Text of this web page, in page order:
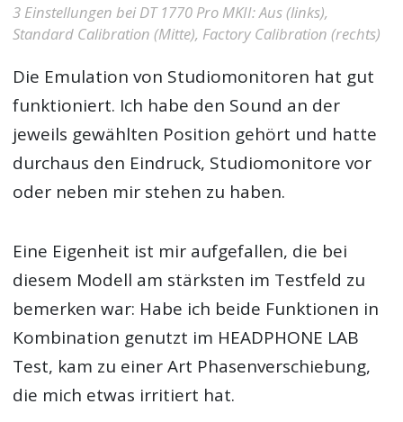
3 Einstellungen bei DT 1770 Pro MKII: Aus (links),
Standard Calibration (Mitte), Factory Calibration (rechts)
Die Emulation von Studiomonitoren hat gut
funktioniert. Ich habe den Sound an der
jeweils gewählten Position gehört und hatte
durchaus den Eindruck, Studiomonitore vor
oder neben mir stehen zu haben.
Eine Eigenheit ist mir aufgefallen, die bei
diesem Modell am stärksten im Testfeld zu
bemerken war: Habe ich beide Funktionen in
Kombination genutzt im HEADPHONE LAB
Test, kam zu einer Art Phasenverschiebung,
die mich etwas irritiert hat.